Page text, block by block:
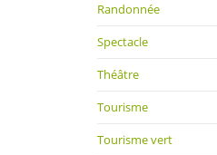
Randonnée
Spectacle
Théâtre
Tourisme
Tourisme vert